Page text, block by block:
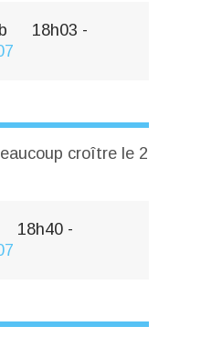
18h03 -
croître le 2
18h40 -